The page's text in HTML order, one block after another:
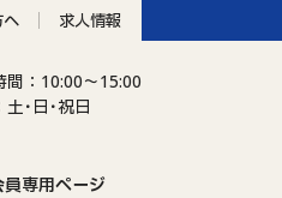
へ 求人情報
間：10:00～15:00
土･日･祝日
員専用ページ